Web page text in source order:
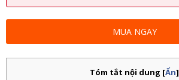
MUA NGAY
Tóm tắt nội dung [Ẩn]